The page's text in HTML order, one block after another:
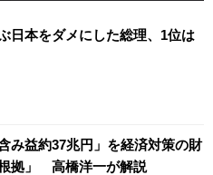
日本をダメにした総理、1位は
み益約37兆円」を経済対策の財
拠」 高橋洋一が解説